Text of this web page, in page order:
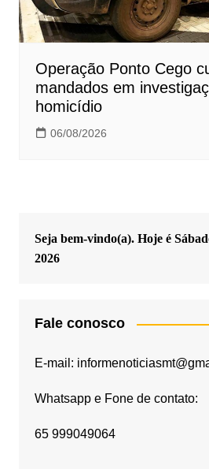
Operação Ponto Cego
mandados em
homicídio
06/08/2026
Seja bem-vindo(a). Hoje é
2026
Fale conosco
E-mail:
Whatsapp e Fone de contato:
65 999049064